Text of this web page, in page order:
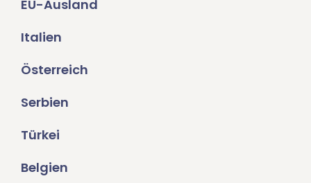
EU-Ausland
Italien
Österreich
Serbien
Türkei
Belgien